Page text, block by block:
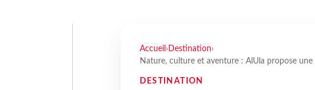
Accueil › Destination›
Nature, culture et aventure : AlUla propose une
DESTINATION